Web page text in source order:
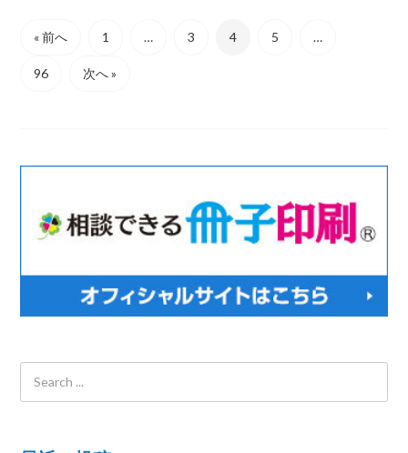
« 前へ 1 … 3 4 5 …
96 次へ »